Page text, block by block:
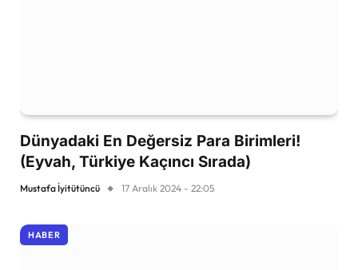
Dünyadaki En Değersiz Para Birimleri!
(Eyvah, Türkiye Kaçıncı Sırada)
Mustafa İyitütüncü 17 Aralık 2024 - 22:05
HABER